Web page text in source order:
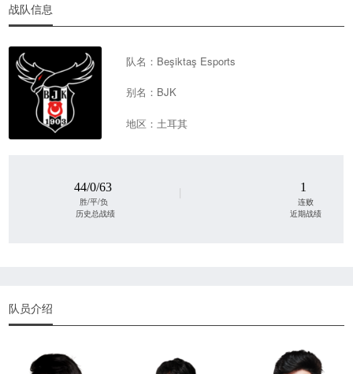
战队信息
队名：Beşiktaş Esports
别名：BJK
地区：土耳其
|
44/0/63
胜/平/负
历史总战绩
1
连败
近期战绩
队员介绍